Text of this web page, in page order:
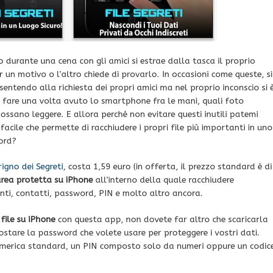
durante una cena con gli amici si estrae dalla tasca il proprio
un motivo o l’altro chiede di provarlo. In occasioni come queste, si
alla richiesta dei propri amici ma nel proprio inconscio si
fare una volta avuto lo smartphone fra le mani, quali foto
leggere. E allora perché non evitare questi inutili patemi
facile che permette di racchiudere i propri file più importanti in uno
dei Segreti, costa 1,59 euro (in offerta, il prezzo standard è di
protetta su iPhoneall’interno della quale racchiudere
contatti, password, PIN e molto altro ancora.
su iPhone con questa app, non dovete far altro che scaricarla
la password che volete usare per proteggere i vostri dati.
standard, un PIN composto solo da numeri oppure un